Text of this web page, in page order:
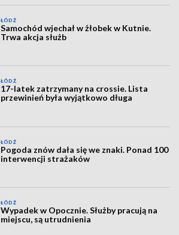
ŁÓDŹ
Samochód wjechał w żłobek w Kutnie.
Trwa akcja służb
ŁÓDŹ
17-latek zatrzymany na crossie. Lista
przewinień była wyjątkowo długa
ŁÓDŹ
Pogoda znów dała się we znaki. Ponad 100
interwencji strażaków
ŁÓDŹ
Wypadek w Opocznie. Służby pracują na
miejscu, są utrudnienia